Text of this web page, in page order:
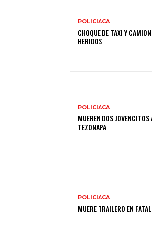
POLICIACA
CHOQUE DE TAXI Y
HERIDOS
POLICIACA
MUEREN DOS JOVENCITOS
TEZONAPA
POLICIACA
MUERE TRAILERO EN